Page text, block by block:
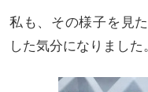
私も、その様子を見
した気分になりました